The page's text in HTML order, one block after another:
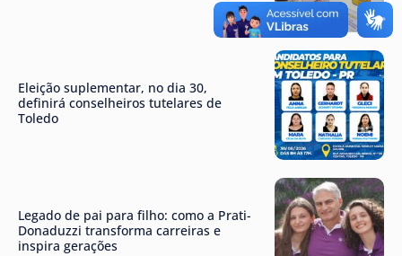
Eleição suplementar, no dia 30,
definirá conselheiros tutelares de
Toledo
Legado de pai para filho: como a Prati-
Donaduzzi transforma carreiras e
inspira gerações